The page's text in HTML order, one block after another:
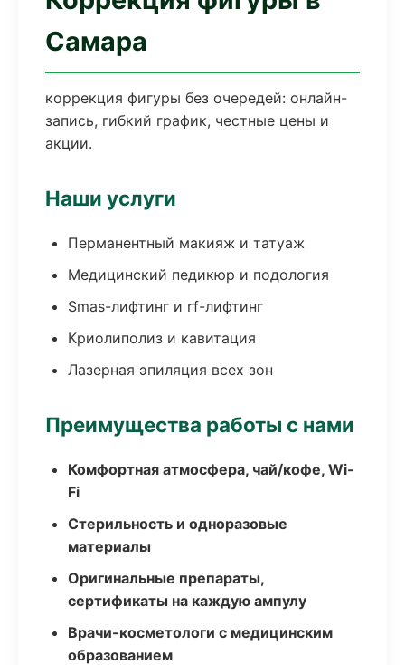
Самара
коррекция фигуры без очередей: онлайн-
запись, гибкий график, честные цены и
акции.
Наши услуги
Перманентный макияж и татуаж
Медицинский педикюр и подология
Smas-лифтинг и rf-лифтинг
Криолиполиз и кавитация
Лазерная эпиляция всех зон
Преимущества работы с нами
Комфортная атмосфера, чай/кофе, Wi-
Fi
Стерильность и одноразовые
материалы
Оригинальные препараты,
сертификаты на каждую ампулу
Врачи-косметологи с медицинским
образованием